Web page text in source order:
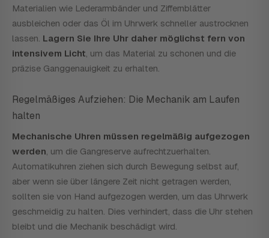
Materialien wie Lederarmbänder und Ziffernblätter
ausbleichen oder das Öl im Uhrwerk schneller austrocknen
lassen. Lagern Sie Ihre Uhr daher möglichst fern von
intensivem Licht, um das Material zu schonen und die
präzise Ganggenauigkeit zu erhalten.
Regelmäßiges Aufziehen: Die Mechanik am Laufen
halten
Mechanische Uhren müssen regelmäßig aufgezogen
werden, um die Gangreserve aufrechtzuerhalten.
Automatikuhren ziehen sich durch Bewegung selbst auf,
aber wenn sie über längere Zeit nicht getragen werden,
sollten sie von Hand aufgezogen werden, um das Uhrwerk
geschmeidig zu halten. Dies verhindert, dass die Uhr stehen
bleibt und die Mechanik beschädigt wird.